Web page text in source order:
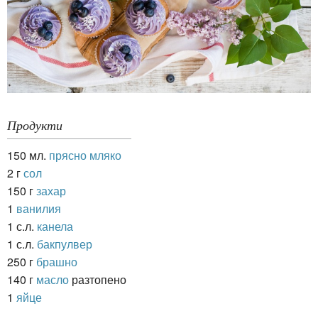
Продукти
150 мл. прясно мляко
2 гсол
150 гзахар
1 ванилия
1 с.л. канела
1 с.л. бакпулвер
250 г брашно
140 г масло разтопено
1 яйце